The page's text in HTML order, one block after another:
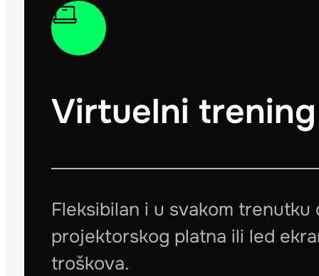
Virtuelni trening
Fleksibilan i u svakom
projektorskog platna ili led
troškova.